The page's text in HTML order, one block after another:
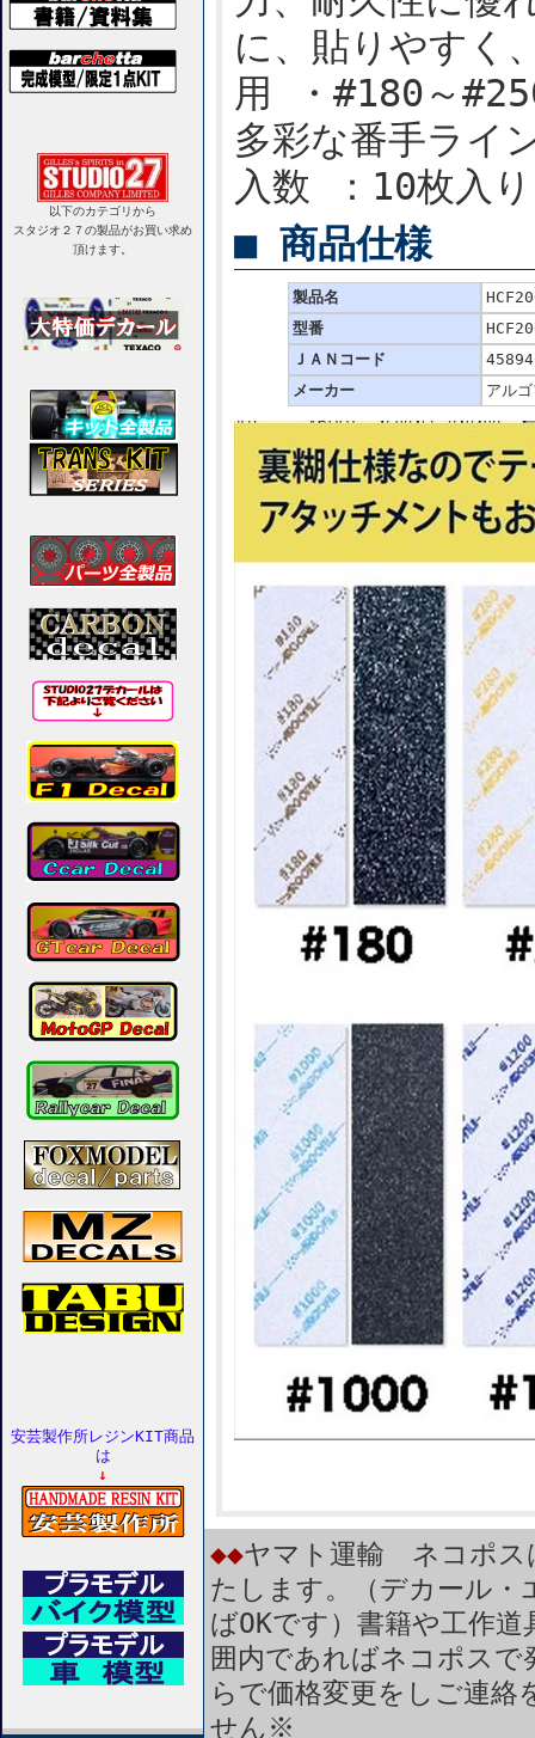
以下のカテゴリから
スタジオ２７の製品がお買い求め
頂けます。
安芸製作所レジンKIT商品
は
↓
に、貼りやすく
用 ・#180～
多彩な番手ライ
入数 ：10枚入り
■ 商品仕様
製品名
型番
ＪＡＮコード
メーカー
アル
◆◆ヤマト運輸 ネコポス
たします。（デカール・
ばOKです）書籍や工作
囲内であればネコポス
らで価格変更をしご連
せん※